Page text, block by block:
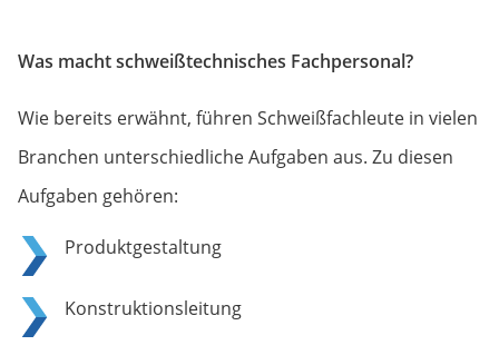
Was macht schweißtechnisches Fachpersonal?
Wie bereits erwähnt, führen Schweißfachleute in vielen
Branchen unterschiedliche Aufgaben aus. Zu diesen
Aufgaben gehören:
Produktgestaltung
Konstruktionsleitung